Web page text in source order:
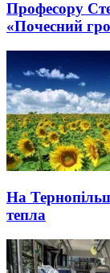
Професору
«Почесний
На
тепла